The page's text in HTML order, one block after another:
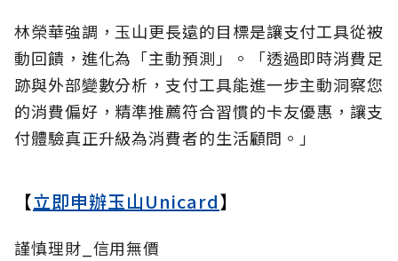
林榮華強調，玉山更長遠的目標是讓支付工具從被
動回饋，進化為「主動預測」。「透過即時消費足
跡與外部變數分析，支付工具能進一步主動洞察您
的消費偏好，精準推薦符合習慣的卡友優惠，讓支
付體驗真正升級為消費者的生活顧問。」
【立即申辦玉山Unicard】
謹慎理財_信用無價